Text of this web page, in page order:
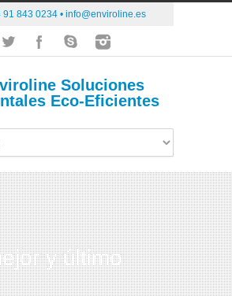
91 843 0234 • info@enviroline.es
y último